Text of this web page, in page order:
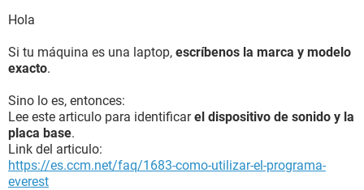
Controlador IDE Controladora IDE principal de bus VIA
Disquetera de 3 1/2 Unidad de disquete
ATA/133)
Lector óptico BENQ CDRW 5232X
Lector óptico Compaq CD-ROM SC-148E (48x CD-ROM)
Estado de los discos duros SMART OK
Particiones:
Hola
Si tu máquina es una laptop, escríbenos la marca y modelo
exacto.
Sino lo es, entonces:
Lee este articulo para identificarel dispositivo de sonido y la
placa base.
Link del articulo:
https://es.ccm.net/faq/1683-como-utilizar-el-programa-
everest